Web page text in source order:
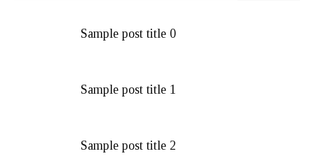
Sample post title 0
Sample post title 1
Sample post title 2